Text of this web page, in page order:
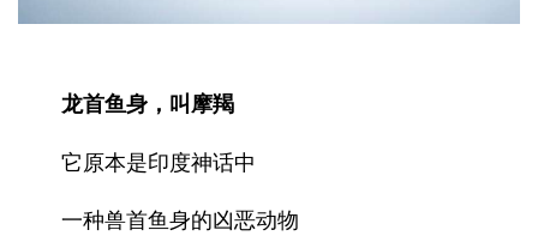
龙首鱼身，叫摩羯
它原本是印度神话中
一种兽首鱼身的凶恶动物